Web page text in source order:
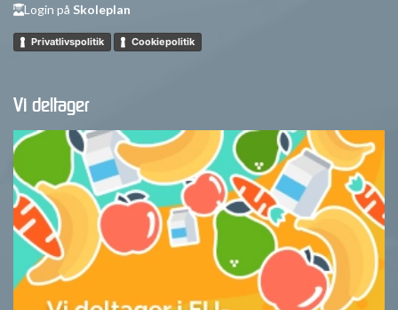
Login på Skoleplan
Privatlivspolitik Cookiepolitik
Vi deltager